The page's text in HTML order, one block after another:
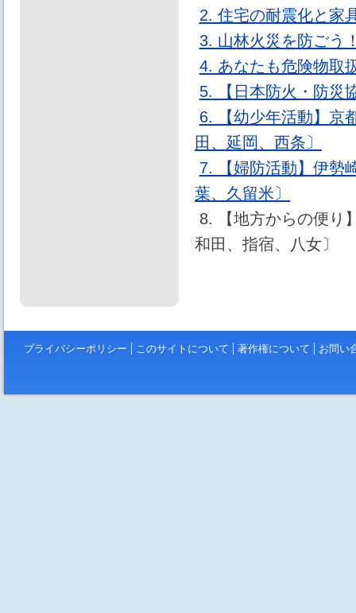
2. 住宅の耐震化と家
3. 山林火災を防ごう
4. あなたも危険物取
5. 【日本防火・防災
6. 【幼少年活動】京
田、延岡、西条〕
7. 【婦防活動】伊勢
葉、久留米〕
8. 【地方からの便り
和田、指宿、八女〕
プライバシーポリシー このサイトについて 著作権について お問い